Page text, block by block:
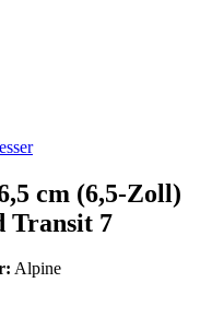
cm (6,5-Zoll)
Transit 7
Alpine